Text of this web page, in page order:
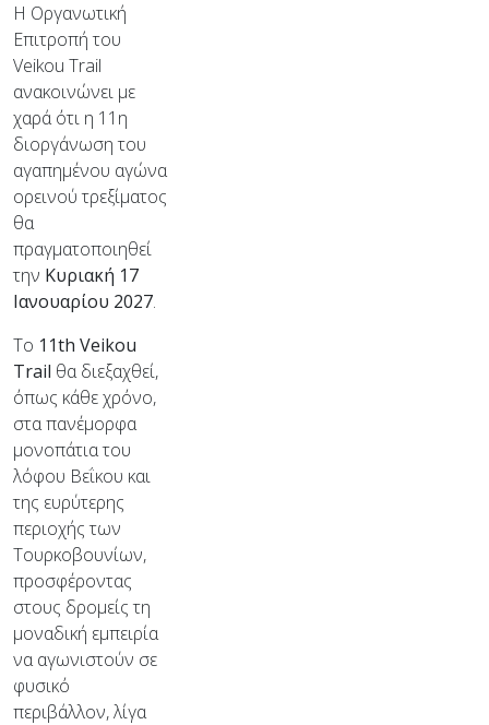
Η Οργανωτική
Επιτροπή του
Veikou Trail
ανακοινώνει με
χαρά ότι η 11η
διοργάνωση του
αγαπημένου αγώνα
ορεινού τρεξίματος
θα
πραγματοποιηθεί
την Κυριακή 17
Ιανουαρίου 2027.
Το 11th Veikou
Trail θα διεξαχθεί,
όπως κάθε χρόνο,
στα πανέμορφα
μονοπάτια του
λόφου Βεΐκου και
της ευρύτερης
περιοχής των
Τουρκοβουνίων,
προσφέροντας
στους δρομείς τη
μοναδική εμπειρία
να αγωνιστούν σε
φυσικό
περιβάλλον, λίγα